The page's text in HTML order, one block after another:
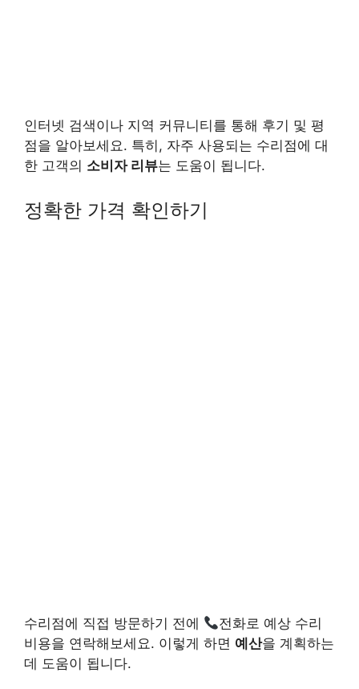
인터넷 검색이나 지역 커뮤니티를 통해 후기 및 평
점을 알아보세요. 특히, 자주 사용되는 수리점에 대
한 고객의 소비자 리뷰는 도움이 됩니다.
정확한 가격 확인하기
수리점에 직접 방문하기 전에
전화로 예상 수리
비용을 연락해보세요. 이렇게 하면 예산을 계획하는
데 도움이 됩니다.